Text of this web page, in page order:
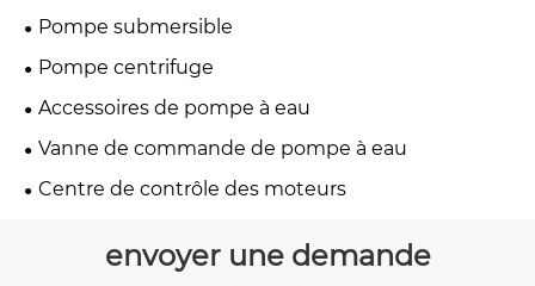
Pompe submersible
Pompe centrifuge
Accessoires de pompe à eau
Vanne de commande de pompe à eau
Centre de contrôle des moteurs
envoyer une demande